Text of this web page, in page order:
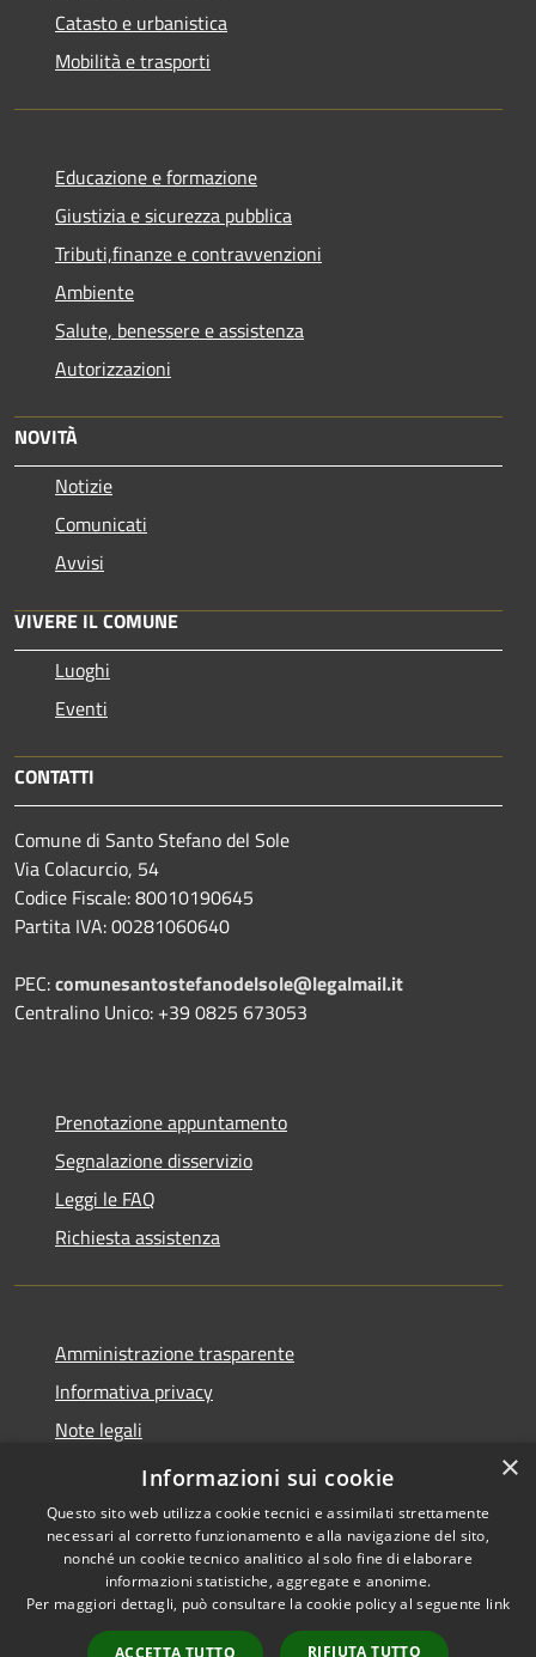
Catasto e urbanistica
Mobilità e trasporti
Educazione e formazione
Giustizia e sicurezza pubblica
Tributi,finanze e contravvenzioni
Ambiente
Salute, benessere e assistenza
Autorizzazioni
NOVITÀ
Notizie
Comunicati
Avvisi
VIVERE IL COMUNE
Luoghi
Eventi
CONTATTI
Comune di Santo Stefano del Sole
Via Colacurcio, 54
Codice Fiscale: 80010190645
Partita IVA: 00281060640
PEC:comunesantostefanodelsole@legalmail.it
Centralino Unico: +39 0825 673053
Prenotazione appuntamento
Segnalazione disservizio
Leggi le FAQ
Richiesta assistenza
Amministrazione trasparente
Informativa privacy
Note legali
Dichiarazione di accessibilità
Accessibilità
Copyright © 2026 • Comune di
Santo Stefano del Sole •
Powered byMunicipium
×
Informazioni sui cookie
Questo sito web utilizza cookie tecnici e assimilati strettamente
necessari al corretto funzionamento e alla navigazione del sito,
nonché un cookie tecnico analitico al solo fine di elaborare
informazioni statistiche, aggregate e anonime.
Per maggiori dettagli, può consultare la cookie policy al seguente link
ACCETTA TUTTO RIFIUTA TUTTO